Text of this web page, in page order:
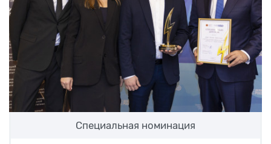
Специальная номинация